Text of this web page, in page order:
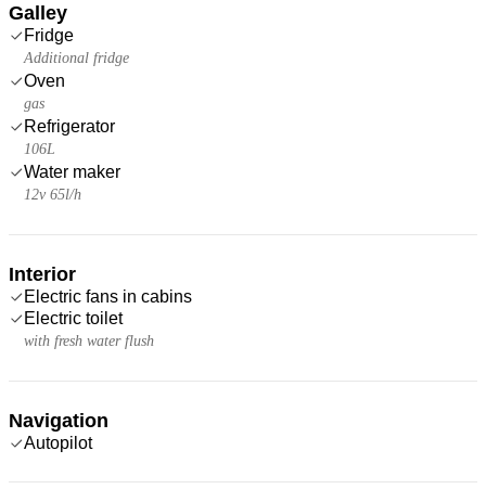
Galley
Fridge
Additional fridge
Oven
gas
Refrigerator
106L
Water maker
12v 65l/h
Interior
Electric fans in cabins
Electric toilet
with fresh water flush
Navigation
Autopilot